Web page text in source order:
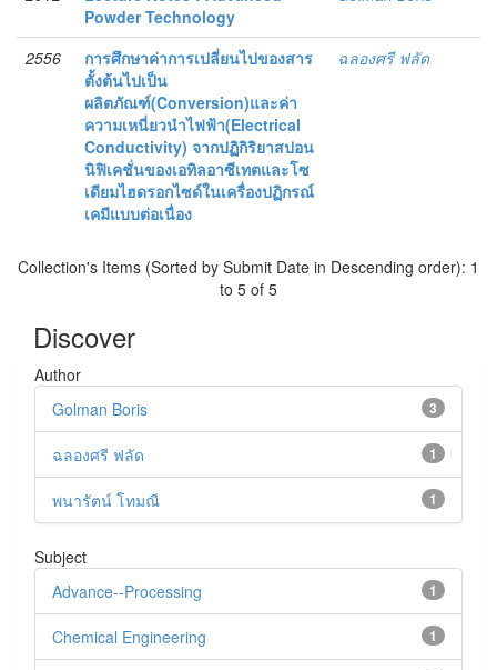
Powder Technology
2556
การศึกษาค่าการเปลี่ยนไปของสาร
ตั้งต้นไปเป็น
ผลิตภัณฑ์(Conversion)และค่า
ความเหนี่ยวนำไฟฟ้า(Electrical
Conductivity) จากปฏิกิริยาสปอน
นิฟิเคชั่นของเอทิลอาซีเทตและโซ
เดียมไฮดรอกไซด์ในเครื่องปฏิกรณ์
เคมีแบบต่อเนื่อง
ฉลองศรี ฟลัด
Collection's Items (Sorted by Submit Date in Descending order): 1
to 5 of 5
Discover
Author
3
Golman Boris
1
ฉลองศรี ฟลัด
1
พนารัตน์ โทมณี
Subject
1
Advance--Processing
1
Chemical Engineering